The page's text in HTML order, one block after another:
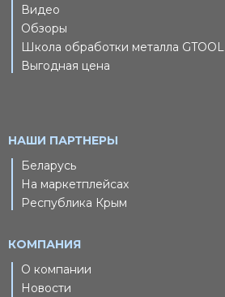
Видео
Обзоры
Школа обработки металла GTOOL
Выгодная цена
НАШИ ПАРТНЕРЫ
Беларусь
На маркетплейсах
Республика Крым
КОМПАНИЯ
О компании
Новости